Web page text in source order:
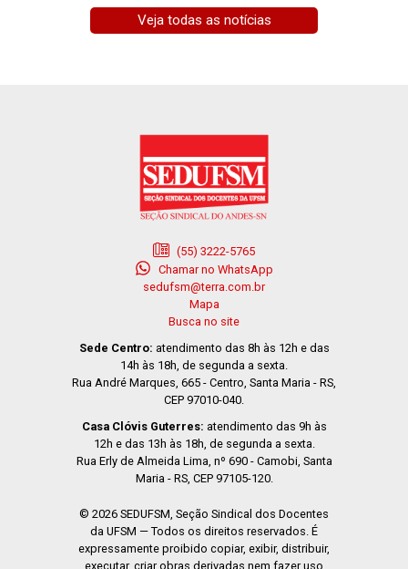
Veja todas as notícias
(55) 3222-5765
Chamar no WhatsApp
sedufsm@terra.com.br
Mapa
Busca no site
Sede Centro: atendimento das 8h às 12h e das
14h às 18h, de segunda a sexta.
Rua André Marques, 665 - Centro, Santa Maria - RS,
CEP 97010-040.
Casa Clóvis Guterres: atendimento das 9h às
12h e das 13h às 18h, de segunda a sexta.
Rua Erly de Almeida Lima, nº 690 - Camobi, Santa
Maria - RS, CEP 97105-120.
© 2026 SEDUFSM, Seção Sindical dos Docentes
da UFSM — Todos os direitos reservados. É
expressamente proibido copiar, exibir, distribuir,
executar, criar obras derivadas nem fazer uso